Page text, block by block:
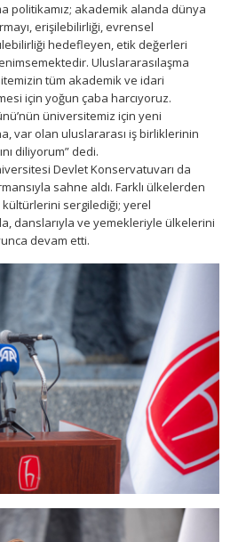
politikamız; akademik alanda dünya
erişilebilirliği, evrensel
hedefleyen, etik değerleri
Uluslararasılaşma
tüm akademik ve idari
için yoğun çaba harcıyoruz.
üniversitemiz için yeni
var olan uluslararası iş birliklerinin
diliyorum” dedi.
Devlet Konservatuvarı da
sahne aldı. Farklı ülkelerden
sergilediği; yerel
danslarıyla ve yemekleriyle ülkelerini
devam etti.